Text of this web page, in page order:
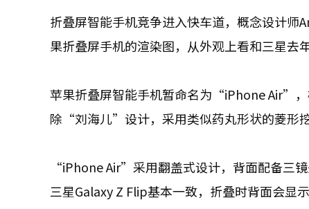
折叠屏智能手机竞争进入快车道，概念设计
果折叠屏手机的渲染图，从外观上看和三星去
苹果折叠屏智能手机暂命名为“iPhone Air”
除“刘海儿”设计，采用类似药丸形状的菱形挖
“iPhone Air”采用翻盖式设计，背面配备三
三星Galaxy Z Flip基本一致，折叠时背面会显示